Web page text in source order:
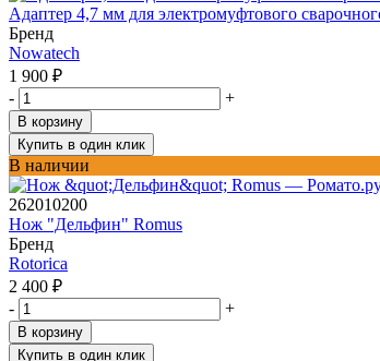
Адаптер 4,7 мм для электромуфтового
Бренд
Nowatech
1 900 ₽
-
+
В корзину
Купить в один клик
В наличии
262010200
Нож "Дельфин" Romus
Бренд
Rotorica
2 400 ₽
-
+
В корзину
Купить в один клик